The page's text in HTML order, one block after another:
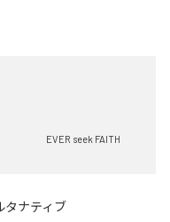
EVER seek FAITH
タナティブ